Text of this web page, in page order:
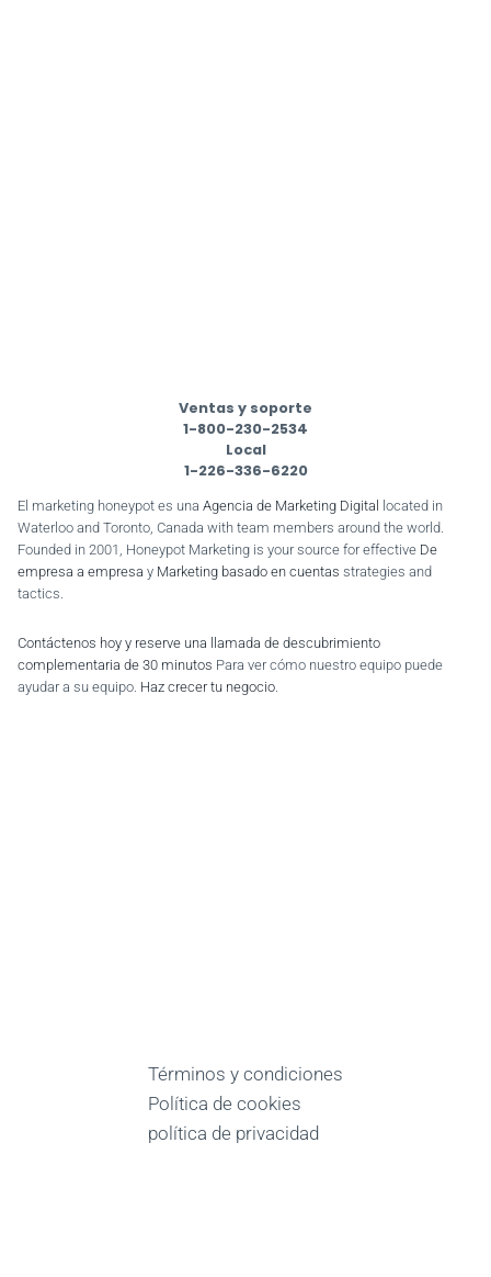
Ventas y soporte
1-800-230-2534
Local
1-226-336-6220
El marketing honeypot es una Agencia de Marketing Digital located in
Waterloo and Toronto, Canada with team members around the world.
Founded in 2001, Honeypot Marketing is your source for effective De
empresa a empresa y Marketing basado en cuentas strategies and
tactics.
Contáctenos hoy y reserve una llamada de descubrimiento
complementaria de 30 minutos Para ver cómo nuestro equipo puede
ayudar a su equipo. Haz crecer tu negocio.
Términos y condiciones
Política de cookies
política de privacidad